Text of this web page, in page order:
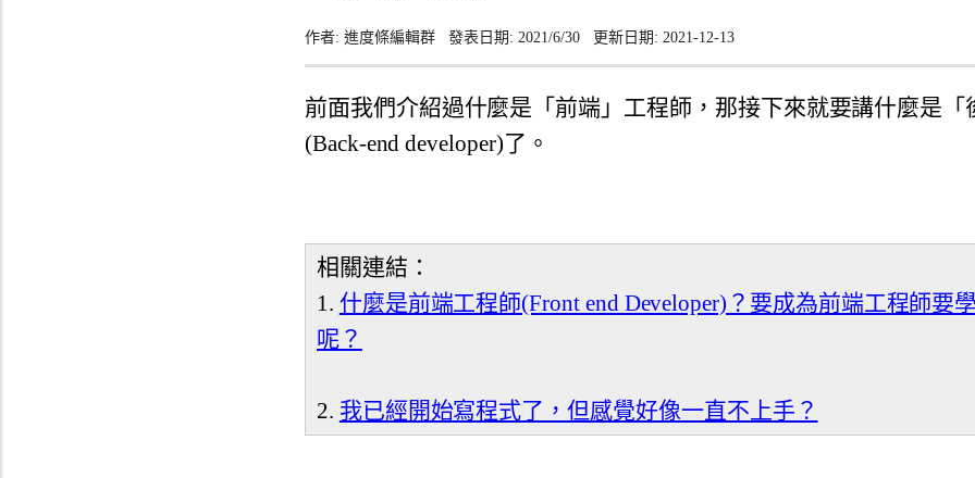
作者: 進度條編輯群 發表日期: 2021/6/30 更新日期: 2021-12-13
前面我們介紹過什麼是「前端」工程師，那接下來就要講什麼是「
(Back-end developer)了。
相關連結：
1. 什麼是前端工程師(Front end Developer)？要成為前端工程師要
呢？
2. 我已經開始寫程式了，但感覺好像一直不上手？